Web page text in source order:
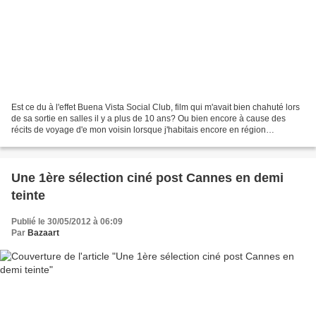
Est ce du à l'effet Buena Vista Social Club, film qui m'avait bien chahuté lors
de sa sortie en salles il y a plus de 10 ans? Ou bien encore à cause des
récits de voyage d'e mon voisin lorsque j'habitais encore en région
Une 1ère sélection ciné post Cannes en demi
teinte
Publié le 30/05/2012 à 06:09
Par Bazaart